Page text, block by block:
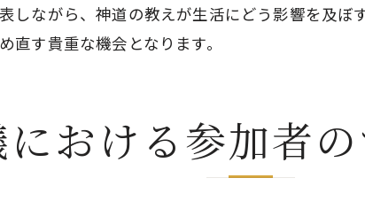
儀礼に込められた神
祭壇を彩る装飾品の
文化遺産としての神
神道葬儀を通じた遺族と
しながら、神道の教えが生活にどう影響を及
直す貴重な機会となります。
おける参加者